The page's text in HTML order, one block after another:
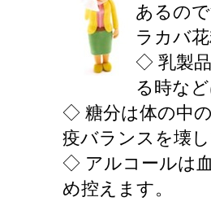
あるの
ラカバ
◇ 乳製
る時な
◇ 糖分は体の中
疫バランスを壊
◇ アルコールは
め控えます。